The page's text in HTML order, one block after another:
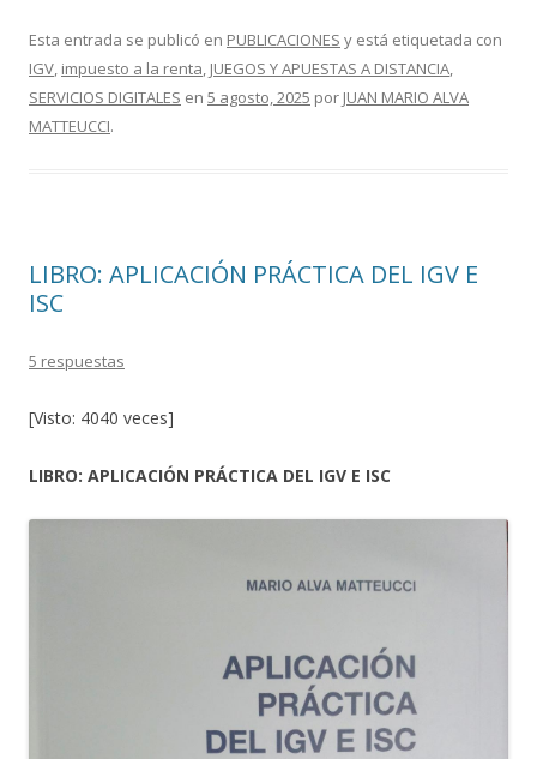
e
b
o
itt
er
m
p
Esta entrada se publicó en PUBLICACIONES y está etiquetada con
IGV, impuesto a la renta, JUEGOS Y APUESTAS A DISTANCIA,
SERVICIOS DIGITALES en 5 agosto, 2025 por JUAN MARIO ALVA
MATTEUCCI.
LIBRO: APLICACIÓN PRÁCTICA DEL IGV E
ISC
5 respuestas
[Visto: 4040 veces]
LIBRO: APLICACIÓN PRÁCTICA DEL IGV E ISC